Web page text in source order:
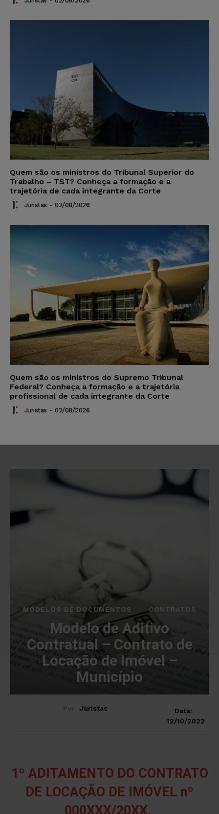
Quem são os ministros do Tribunal Superior do
Trabalho – TST? Conheça a formação e a
trajetória de cada integrante da Corte
Juristas - 02/08/2026
Quem são os ministros do Supremo Tribunal
Federal? Conheça a formação e a trajetória
profissional de cada integrante da Corte
Juristas - 02/08/2026